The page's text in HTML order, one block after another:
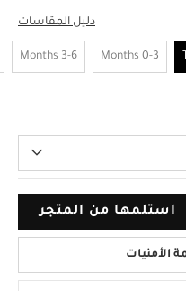
دليل المقاسات
0-3 Months
3-6 Months
استلمها من المتجر
الأمنيات